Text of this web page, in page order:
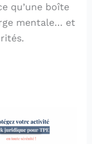
qu’une boîte
mentale… et